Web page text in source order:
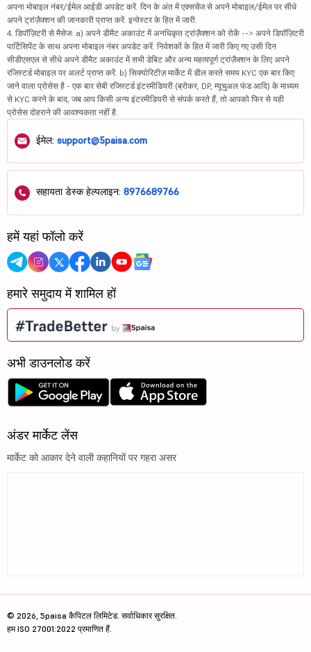
अपना मोबाइल नंबर/ईमेल आईडी अपडेट करें. दिन के अंत में एक्सचेंज से अपने मोबाइल/ईमेल पर सीधे
अपने ट्रांज़ैक्शन की जानकारी प्राप्त करें. इन्वेस्टर के हित में जारी.
4. डिपॉज़िटरी से मैसेज: a) अपने डीमैट अकाउंट में अनधिकृत ट्रांज़ैक्शन को रोकें --> अपने डिपॉज़िटरी
पार्टिसिपेंट के साथ अपना मोबाइल नंबर अपडेट करें. निवेशकों के हित में जारी किए गए उसी दिन
सीडीएसएल से सीधे अपने डीमैट अकाउंट में सभी डेबिट और अन्य महत्वपूर्ण ट्रांज़ैक्शन के लिए अपने
रजिस्टर्ड मोबाइल पर अलर्ट प्राप्त करें. b) सिक्योरिटीज़ मार्केट में डील करते समय KYC एक बार किए
जाने वाला प्रोसेस है - एक बार सेबी रजिस्टर्ड इंटरमीडियरी (ब्रोकर, DP, म्यूचुअल फंड आदि) के माध्यम
से KYC करने के बाद, जब आप किसी अन्य इंटरमीडियरी से संपर्क करते हैं, तो आपको फिर से यही
प्रोसेस दोहराने की आवश्यकता नहीं है.
ईमेल: support@5paisa.com
सहायता डेस्क हेल्पलाइन: 8976689766
हमें यहां फॉलो करें
हमारे समुदाय में शामिल हों
अभी डाउनलोड करें
अंडर मार्केट लेंस
मार्केट को आकार देने वाली कहानियों पर गहरा असर
© 2026, 5paisa कैपिटल लिमिटेड. सर्वाधिकार सुरक्षित.
हम ISO 27001:2022 प्रमाणित हैं.